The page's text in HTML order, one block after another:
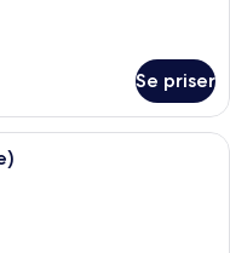
Se priser
stue med en